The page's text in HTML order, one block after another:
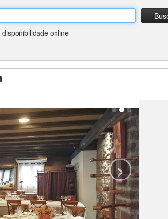
dispoñibilidade online
›